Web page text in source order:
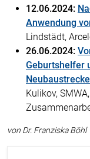
12.06.2024:
Anwendung
Lindstädt,
26.06.2024:
Geburtshelfer
Kulikov,
von Dr. Franziska Böhl